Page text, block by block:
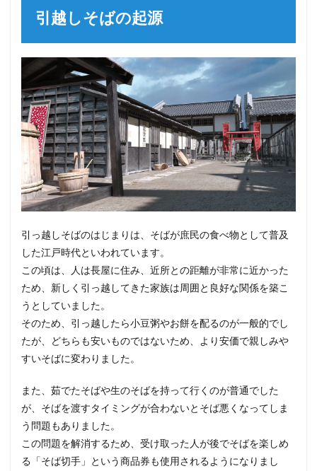
引越しそばの起源
引っ越しそばのはじまりは、そばが庶民の食べ物として普及
した江戸時代といわれています。
この頃は、人は長屋に住み、近所との距離が非常に近かった
ため、新しく引っ越してきた家族は周囲と良好な関係を築こ
うとしていました。
そのため、引っ越したら小豆粥やお餅を配るのが一般的でし
たが、どちらも安いものではないため、より安価で親しみや
すいそばに変わりました。
また、茹でたそばや生のそばを持って行くのが普通でした
が、そばを渡すタイミングが合わないとそば悪くなってしま
う問題もありました。
この問題を解消するため、受け取った人が後でそばを楽しめ
る「そば切手」という商品券も使用されるようになりまし